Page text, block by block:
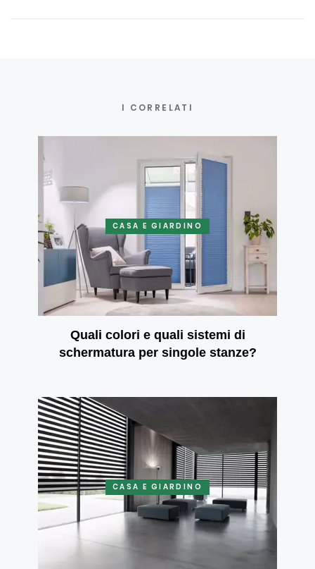
I CORRELATI
CASA E GIARDINO
Quali colori e quali sistemi di
schermatura per singole stanze?
CASA E GIARDINO